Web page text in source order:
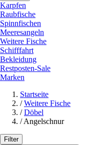
Karpfen
Raubfische
Spinnfischen
Meeresangeln
Weitere Fische
Schifffahrt
Bekleidung
Restposten-Sale
Marken
Startseite
/ Weitere Fische
/ Döbel
/ Angelschnur
Filter